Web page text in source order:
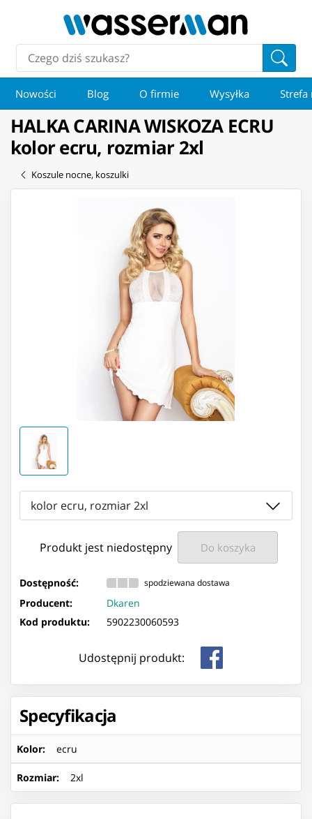
Nowości Blog O firmie Wysyłka Strefa
HALKA CARINA WISKOZA ECRU
kolor ecru, rozmiar 2xl
Koszule nocne, koszulki
kolor ecru, rozmiar 2xl
Produkt jest niedostępny Do koszyka
Dostępność: spodziewana dostawa
Producent:
Dkaren
Kod produktu:
5902230060593
Udostępnij produkt:
Specyfikacja
Kolor: ecru
Rozmiar: 2xl